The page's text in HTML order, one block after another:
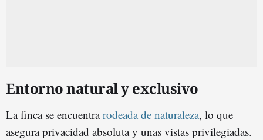
Entorno natural y exclusivo
La finca se encuentrarodeada de naturaleza, lo que
asegura privacidad absoluta y unas vistas privilegiadas.